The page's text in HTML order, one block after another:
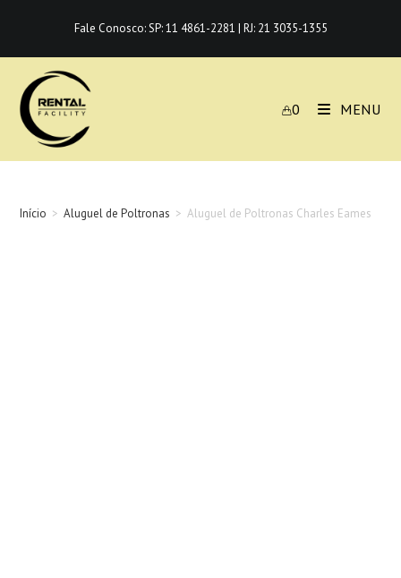
o
conteúdo
Fale Conosco:SP: 11 4861-2281 | RJ: 21 3035-1355
0 MENU
Início > Aluguel de Poltronas > Aluguel de Poltronas Charles Eames